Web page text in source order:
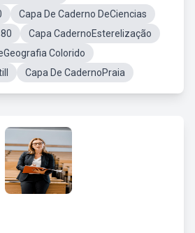
Capa De Caderno DeCiencias
Capa CadernoEsterelização
Colorido
Capa De CadernoPraia